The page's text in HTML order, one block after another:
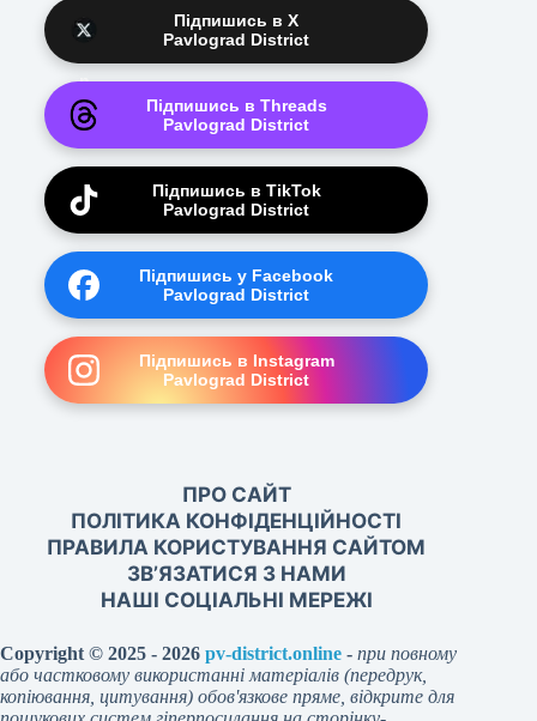
Підпишись в X
Pavlograd District
Підпишись в Threads
Pavlograd District
Підпишись в TikTok
Pavlograd District
Підпишись у Facebook
Pavlograd District
Підпишись в Instagram
Pavlograd District
ПРО САЙТ
ПОЛІТИКА КОНФІДЕНЦІЙНОСТІ
ПРАВИЛА КОРИСТУВАННЯ САЙТОМ
ЗВ’ЯЗАТИСЯ З НАМИ
НАШІ СОЦІАЛЬНІ МЕРЕЖІ
Copyright © 2025 - 2026 pv-district.online - при повному
або частковому використанні матеріалів (передрук,
копіювання, цитування) обов'язкове пряме, відкрите для